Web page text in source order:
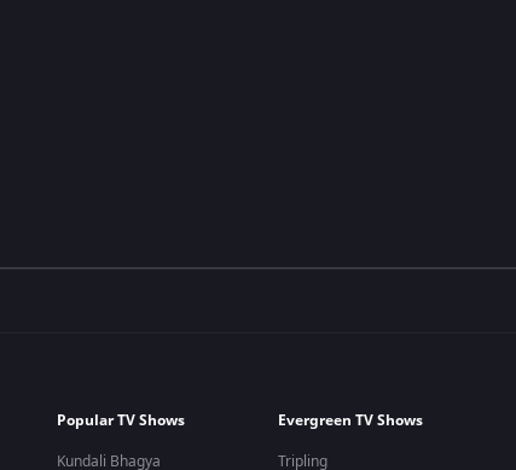
Popular TV Shows
Kundali Bhagya
Evergreen TV Shows
Tripling